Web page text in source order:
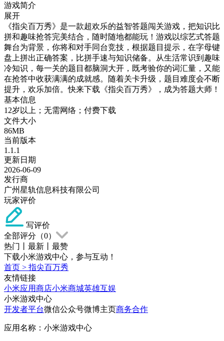
游戏简介
展开
《指尖百万秀》是一款超欢乐的益智答题闯关游戏，把知识比
拼和趣味抢答完美结合，随时随地都能玩！游戏以综艺式答题
舞台为背景，你将和对手同台竞技，根据题目提示，在字母键
盘上拼出正确答案，比拼手速与知识储备。从生活常识到趣味
冷知识，每一关的题目都脑洞大开，既考验你的词汇量，又能
在抢答中收获满满的成就感。随着关卡升级，题目难度会不断
提升，欢乐加倍。快来下载《指尖百万秀》，成为答题大师！
基本信息
12岁以上；无需网络；付费下载
文件大小
86MB
当前版本
1.1.1
更新日期
2026-06-09
发行商
广州星轨信息科技有限公司
玩家评价
写评价
全部评分（0）
热门
最新
最赞
下载小米游戏中心，参与互动！
首页 > 指尖百万秀
友情链接
小米应用商店小米商城英雄互娱
小米游戏中心
开发者平台微信公众号微博主页商务合作
应用名称：小米游戏中心